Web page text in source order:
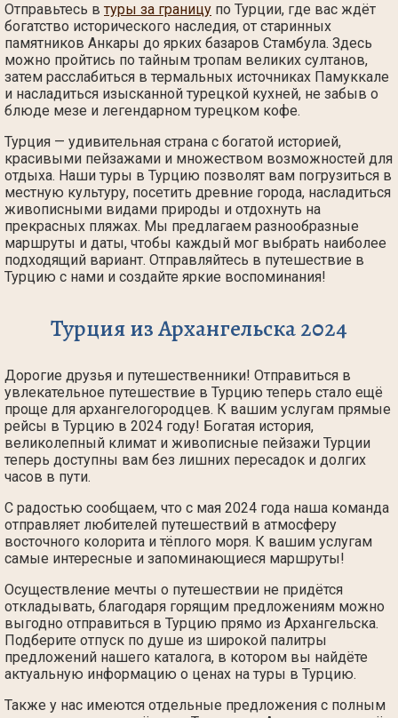
Отправьтесь в туры за границу по Турции, где вас ждёт
богатство исторического наследия, от старинных
памятников Анкары до ярких базаров Стамбула. Здесь
можно пройтись по тайным тропам великих султанов,
затем расслабиться в термальных источниках Памуккале
и насладиться изысканной турецкой кухней, не забыв о
блюде мезе и легендарном турецком кофе.
Турция — удивительная страна с богатой историей,
красивыми пейзажами и множеством возможностей для
отдыха. Наши туры в Турцию позволят вам погрузиться в
местную культуру, посетить древние города, насладиться
живописными видами природы и отдохнуть на
прекрасных пляжах. Мы предлагаем разнообразные
маршруты и даты, чтобы каждый мог выбрать наиболее
подходящий вариант. Отправляйтесь в путешествие в
Турцию с нами и создайте яркие воспоминания!
Турция из Архангельска 2024
Дорогие друзья и путешественники! Отправиться в
увлекательное путешествие в Турцию теперь стало ещё
проще для архангелогородцев. К вашим услугам прямые
рейсы в Турцию в 2024 году! Богатая история,
великолепный климат и живописные пейзажи Турции
теперь доступны вам без лишних пересадок и долгих
часов в пути.
С радостью сообщаем, что с мая 2024 года наша команда
отправляет любителей путешествий в атмосферу
восточного колорита и тёплого моря. К вашим услугам
самые интересные и запоминающиеся маршруты!
Осуществление мечты о путешествии не придётся
откладывать, благодаря горящим предложениям можно
выгодно отправиться в Турцию прямо из Архангельска.
Подберите отпуск по душе из широкой палитры
предложений нашего каталога, в котором вы найдёте
актуальную информацию о ценах на туры в Турцию.
Также у нас имеются отдельные предложения с полным